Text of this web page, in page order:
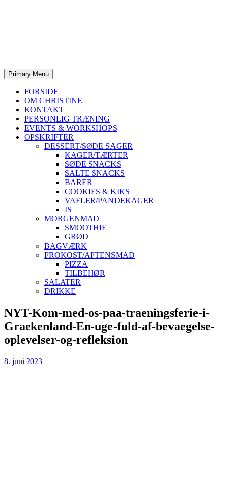
Primary Menu
FORSIDE
OM CHRISTINE
KONTAKT
PERSONLIG TRÆNING
EVENTS & WORKSHOPS
OPSKRIFTER
DESSERT/SØDE SAGER
KAGER/TÆRTER
SØDE SNACKS
SALTE SNACKS
BARER
COOKIES & KIKS
VAFLER/PANDEKAGER
IS
MORGENMAD
SMOOTHIE
GRØD
BAGVÆRK
FROKOST/AFTENSMAD
PIZZA
TILBEHØR
SALATER
DRIKKE
Skip
to
content
NYT-Kom-med-os-paa-traeningsferie-i-
Graekenland-En-uge-fuld-af-bevaegelse-
oplevelser-og-refleksion
8. juni 2023